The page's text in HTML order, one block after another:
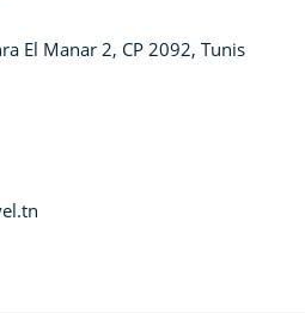
El Manar 2, CP 2092, Tunis